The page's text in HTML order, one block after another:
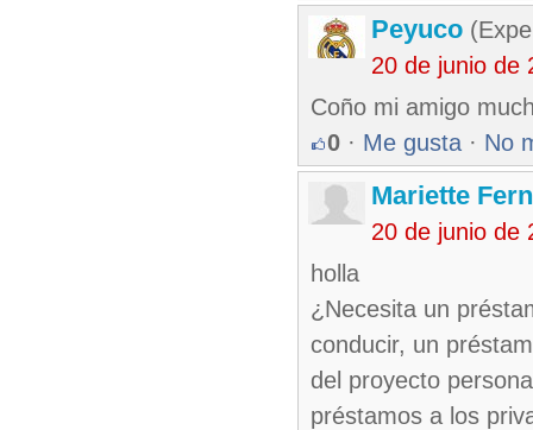
Peyuco
20 de junio de
Coño mi amigo
0 · Me gusta · No
Mariette
20 de junio de
holla
¿Necesita un
conducir, un
del proyecto
préstamos a los